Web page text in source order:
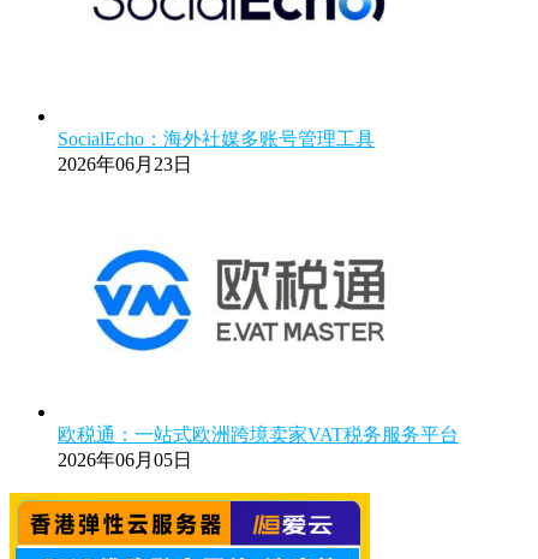
SocialEcho：海外社媒多账号管理工具
2026年06月23日
欧税通：一站式欧洲跨境卖家VAT税务服务平台
2026年06月05日